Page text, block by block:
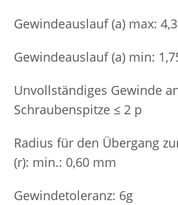
Gewindeauslauf (a) max:
Gewindeauslauf (a) min:
Unvollständiges Gewinde
Schraubenspitze ≤ 2 p
Radius für den Übergang
(r): min.: 0,60 mm
Gewindetoleranz: 6g